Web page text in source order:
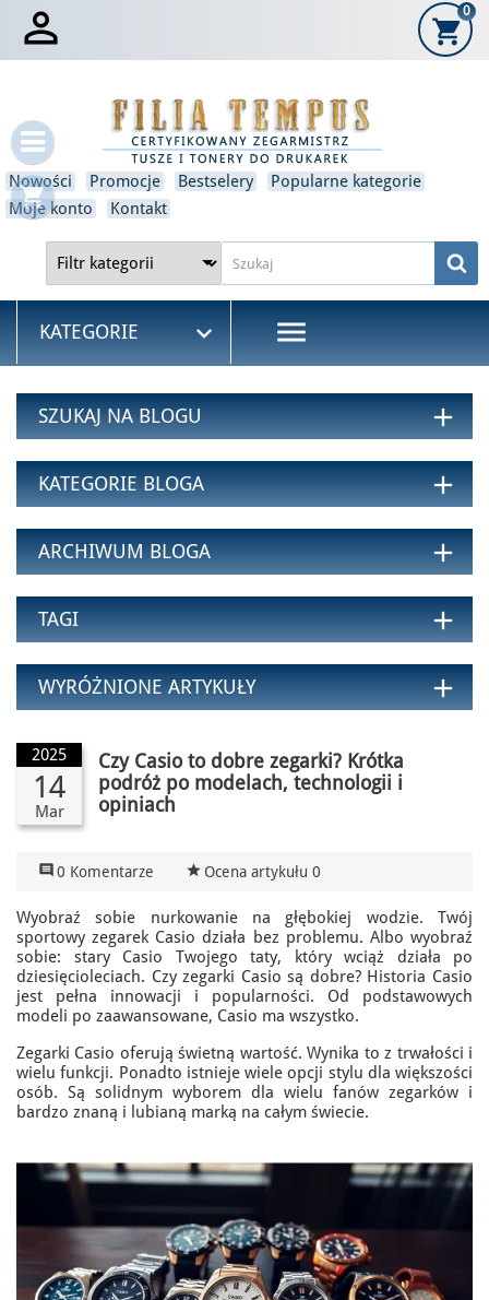

shopping_cart
shopping_cart
0
Nowości Promocje Bestselery
Popularne kategorie
Moje konto
Kontakt
KATEGORIE  menu
SZUKAJ NA BLOGU add
KATEGORIE BLOGA add
ARCHIWUM BLOGA add
TAGI add
WYRÓŻNIONE ARTYKUŁY add
2025
14
Mar
Czy Casio to dobre zegarki? Krótka
podróż po modelach, technologii i
opiniach
 0 Komentarze star_rate
Ocena artykułu 0
Wyobraź sobie nurkowanie na głębokiej wodzie. Twój
sportowy zegarek Casio działa bez problemu. Albo wyobraź
sobie: stary Casio Twojego taty, który wciąż działa po
dziesięcioleciach. Czy zegarki Casio są dobre? Historia Casio
jest pełna innowacji i popularności. Od podstawowych
modeli po zaawansowane, Casio ma wszystko.
Zegarki Casio oferują świetną wartość. Wynika to z trwałości i
wielu funkcji. Ponadto istnieje wiele opcji stylu dla większości
osób. Są solidnym wyborem dla wielu fanów zegarków i
bardzo znaną i lubianą marką na całym świecie.
Zaloguj się ×
Musisz być zalogowany, aby zapisać produkty na swojej liście
Anulować